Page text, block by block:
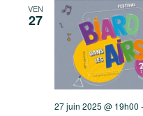
VEN
27
27 juin 2025 @ 19h00 -